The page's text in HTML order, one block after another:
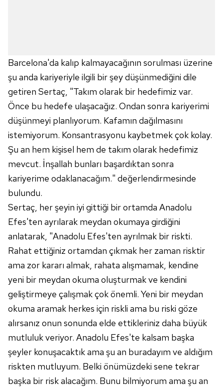
Barcelona'da kalıp kalmayacağının sorulması üzerine
şu anda kariyeriyle ilgili bir şey düşünmediğini dile
getiren Sertaç, "Takım olarak bir hedefimiz var.
Önce bu hedefe ulaşacağız. Ondan sonra kariyerimi
düşünmeyi planlıyorum. Kafamın dağılmasını
istemiyorum. Konsantrasyonu kaybetmek çok kolay.
Şu an hem kişisel hem de takım olarak hedefimiz
mevcut. İnşallah bunları başardıktan sonra
kariyerime odaklanacağım." değerlendirmesinde
bulundu.
Sertaç, her şeyin iyi gittiği bir ortamda Anadolu
Efes'ten ayrılarak meydan okumaya girdiğini
anlatarak, "Anadolu Efes'ten ayrılmak bir riskti.
Rahat ettiğiniz ortamdan çıkmak her zaman risktir
ama zor kararı almak, rahata alışmamak, kendine
yeni bir meydan okuma oluşturmak ve kendini
geliştirmeye çalışmak çok önemli. Yeni bir meydan
okuma aramak herkes için riskli ama bu riski göze
alırsanız onun sonunda elde ettikleriniz daha büyük
mutluluk veriyor. Anadolu Efes'te kalsam başka
şeyler konuşacaktık ama şu an buradayım ve aldığım
riskten mutluyum. Belki önümüzdeki sene tekrar
başka bir risk alacağım. Bunu bilmiyorum ama şu an